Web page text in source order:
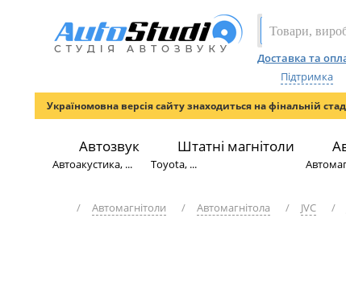
Доставка та
Підтримка
Україномовна версія сайту знаходиться на фінальній
Автозвук
Автоакустика, ...
Штатні магнітоли
Toyota, ...
/ Автомагнітоли / Автомагнітола / JVC /